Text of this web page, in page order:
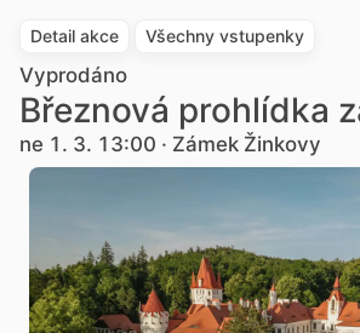
Detail akce Všechny vstupenky
Vyprodáno
Březnová prohlídka
ne 1. 3. 13:00 · Zámek Žinkovy